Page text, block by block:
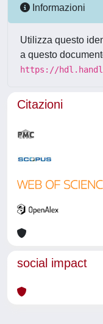
Informazioni
Utilizza questo
a questo
https://
Citazioni
social impact